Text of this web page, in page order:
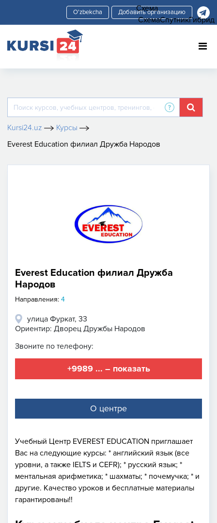
Добавить организацию
Kursi24.uz
Курсы
Everest Education филиал Дружба Народов
Everest Education филиал Дружба
Народов
Направления: 4
улица Фуркат, 33
Ориентир: Дворец Дружбы Народов
Звоните по телефону:
+9989 ... – показать
О центре
Учебный Центр EVEREST EDUCATION приглашает
Вас на следующие курсы: * английский язык (все
уровни, а также IELTS и CEFR); * русский язык; *
ментальная арифметика; * шахматы; * почемучка; * и
другие. Качество уроков и бесплатные материалы
гарантированы!!
Схема
СхемаСпутникГибрид